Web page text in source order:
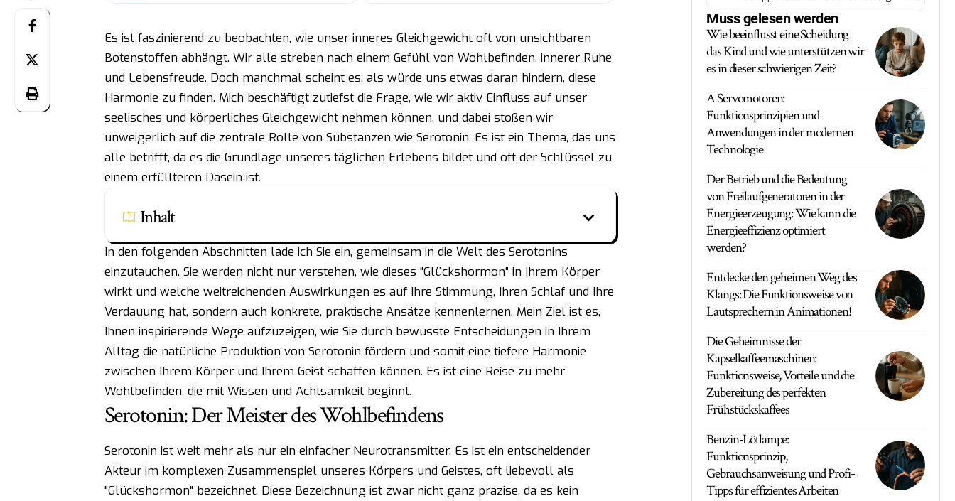
Es ist faszinierend zu beobachten, wie unser inneres Gleichgewicht oft von unsichtbaren
Botenstoffen abhängt. Wir alle streben nach einem Gefühl von Wohlbefinden, innerer Ruhe
und Lebensfreude. Doch manchmal scheint es, als würde uns etwas daran hindern, diese
Harmonie zu finden. Mich beschäftigt zutiefst die Frage, wie wir aktiv Einfluss auf unser
seelisches und körperliches Gleichgewicht nehmen können, und dabei stoßen wir
unweigerlich auf die zentrale Rolle von Substanzen wie Serotonin. Es ist ein Thema, das uns
alle betrifft, da es die Grundlage unseres täglichen Erlebens bildet und oft der Schlüssel zu
einem erfüllteren Dasein ist.
Inhalt
In den folgenden Abschnitten lade ich Sie ein, gemeinsam in die Welt des Serotonins
einzutauchen. Sie werden nicht nur verstehen, wie dieses "Glückshormon" in Ihrem Körper
wirkt und welche weitreichenden Auswirkungen es auf Ihre Stimmung, Ihren Schlaf und Ihre
Verdauung hat, sondern auch konkrete, praktische Ansätze kennenlernen. Mein Ziel ist es,
Ihnen inspirierende Wege aufzuzeigen, wie Sie durch bewusste Entscheidungen in Ihrem
Alltag die natürliche Produktion von Serotonin fördern und somit eine tiefere Harmonie
zwischen Ihrem Körper und Ihrem Geist schaffen können. Es ist eine Reise zu mehr
Wohlbefinden, die mit Wissen und Achtsamkeit beginnt.
Serotonin: Der Meister des Wohlbefindens
Serotonin ist weit mehr als nur ein einfacher Neurotransmitter. Es ist ein entscheidender
Akteur im komplexen Zusammenspiel unseres Körpers und Geistes, oft liebevoll als
"Glückshormon" bezeichnet. Diese Bezeichnung ist zwar nicht ganz präzise, da es kein
Muss gelesen werden
Wie beeinflusst eine Scheidung
das Kind und wie unterstützen wir
es in dieser schwierigen Zeit?
A Servomotoren:
Funktionsprinzipien und
Anwendungen in der modernen
Technologie
Der Betrieb und die Bedeutung
von Freilaufgeneratoren in der
Energieerzeugung: Wie kann die
Energieeffizienz optimiert
werden?
Entdecke den geheimen Weg des
Klangs: Die Funktionsweise von
Lautsprechern in Animationen!
Die Geheimnisse der
Kapselkaffeemaschinen:
Funktionsweise, Vorteile und die
Zubereitung des perfekten
Frühstückskaffees
Benzin-Lötlampe:
Funktionsprinzip,
Gebrauchsanweisung und Profi-
Tipps für effizientes Arbeiten